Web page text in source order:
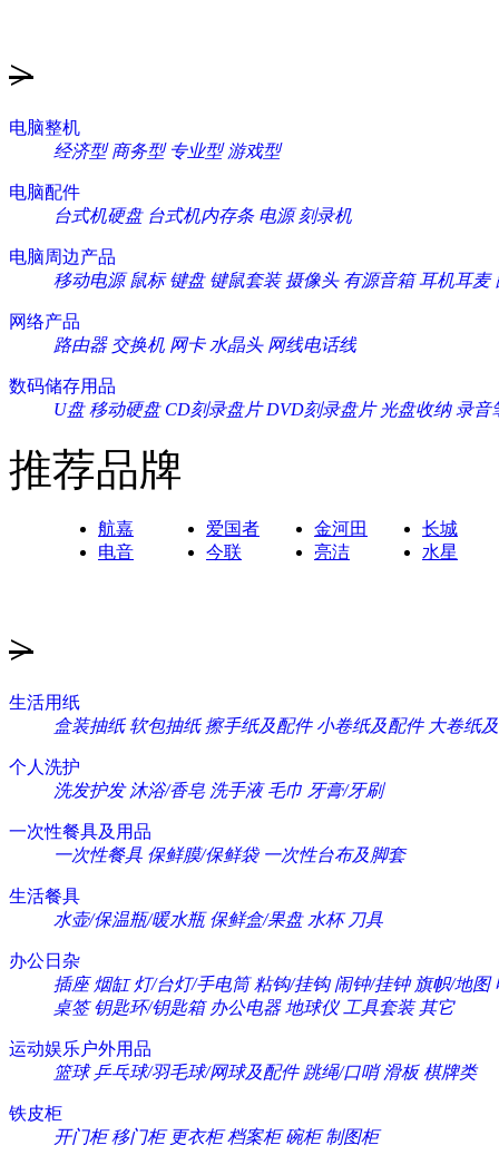
>
电脑整机
经济型 商务型 专业型 游戏型
电脑配件
台式机硬盘 台式机内存条 电源 刻录机
电脑周边产品
移动电源 鼠标 键盘 键鼠套装 摄像头 有源音箱 耳机耳麦
网络产品
路由器 交换机 网卡 水晶头 网线电话线
数码储存用品
U盘 移动硬盘 CD刻录盘片 DVD刻录盘片 光盘收纳 录音
推荐品牌
航嘉 爱国者 金河田
长城
电音
今联 亮洁 水星
>
生活用纸
盒装抽纸 软包抽纸 擦手纸及配件 小卷纸及配件 大卷纸
个人洗护
洗发护发 沐浴/香皂 洗手液 毛巾 牙膏/牙刷
一次性餐具及用品
一次性餐具 保鲜膜/保鲜袋 一次性台布及脚套
生活餐具
水壶/保温瓶/暖水瓶 保鲜盒/果盘 水杯 刀具
办公日杂
插座 烟缸 灯/台灯/手电筒 粘钩/挂钩 闹钟/挂钟 旗帜/地图
桌签 钥匙环/钥匙箱 办公电器 地球仪 工具套装 其它
运动娱乐户外用品
篮球 乒乓球/羽毛球/网球及配件 跳绳/口哨 滑板 棋牌类
铁皮柜
开门柜 移门柜 更衣柜 档案柜 碗柜 制图柜